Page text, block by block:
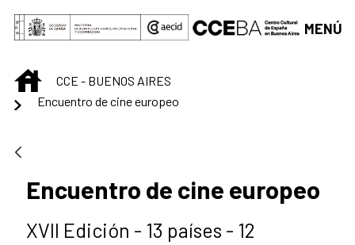
Saltar al contenido principal
MENÚ
INICIOCCE - BUENOS AIRES
Encuentro de cine europeo
Encuentro de cine europeo
XVII Edición - 13 países - 12